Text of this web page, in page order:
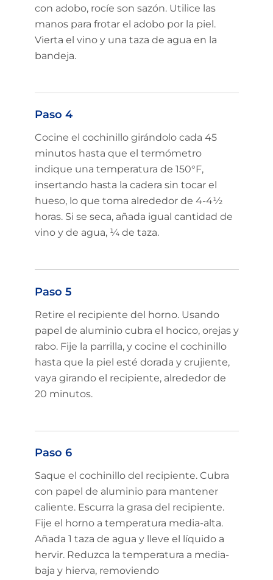
con adobo, rocíe son sazón. Utilice las
manos para frotar el adobo por la piel.
Vierta el vino y una taza de agua en la
bandeja.
Paso 4
Cocine el cochinillo girándolo cada 45
minutos hasta que el termómetro
indique una temperatura de 150°F,
insertando hasta la cadera sin tocar el
hueso, lo que toma alrededor de 4-4½
horas. Si se seca, añada igual cantidad de
vino y de agua, ¼ de taza.
Paso 5
Retire el recipiente del horno. Usando
papel de aluminio cubra el hocico, orejas y
rabo. Fije la parrilla, y cocine el cochinillo
hasta que la piel esté dorada y crujiente,
vaya girando el recipiente, alrededor de
20 minutos.
Paso 6
Saque el cochinillo del recipiente. Cubra
con papel de aluminio para mantener
caliente. Escurra la grasa del recipiente.
Fije el horno a temperatura media-alta.
Añada 1 taza de agua y lleve el líquido a
hervir. Reduzca la temperatura a media-
baja y hierva, removiendo